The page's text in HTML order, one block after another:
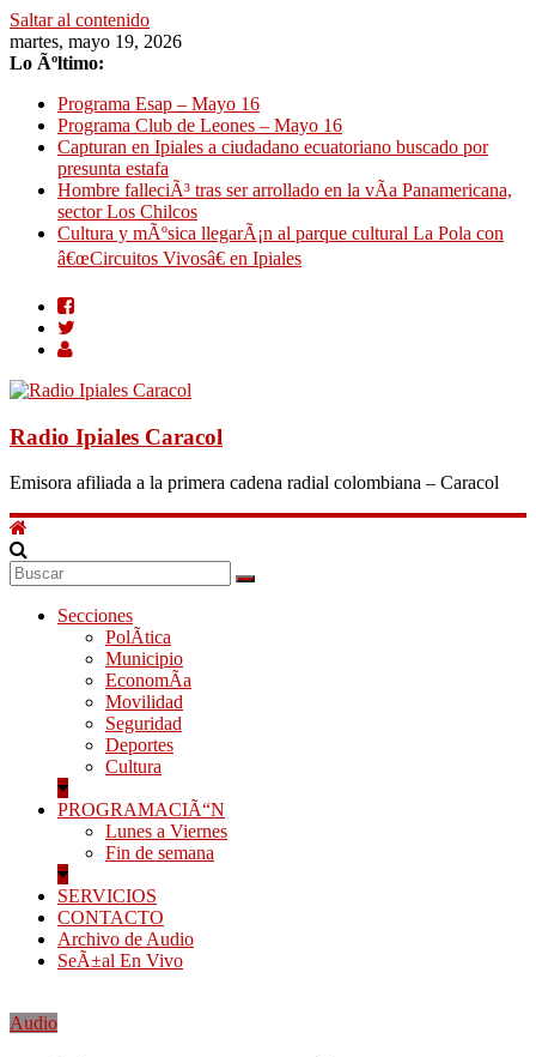
Saltar al contenido
martes, mayo 19, 2026
Lo Ãºltimo:
Programa Esap – Mayo 16
Programa Club de Leones – Mayo 16
Capturan en Ipiales a ciudadano ecuatoriano buscado por
presunta estafa
Hombre falleciÃ³ tras ser arrollado en la vÃ­a Panamericana,
sector Los Chilcos
Cultura y mÃºsica llegarÃ¡n al parque cultural La Pola con
â€œCircuitos Vivosâ€ en Ipiales
Radio Ipiales Caracol
Emisora afiliada a la primera cadena radial colombiana – Caracol
Secciones
PolÃ­tica
Municipio
EconomÃ­a
Movilidad
Seguridad
Deportes
Cultura
PROGRAMACIÃ“N
Lunes a Viernes
Fin de semana
SERVICIOS
CONTACTO
Archivo de Audio
SeÃ±al En Vivo
Audio